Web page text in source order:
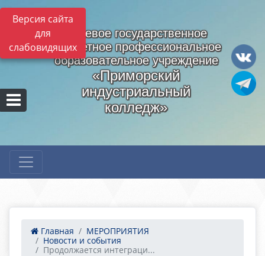
Версия сайта
для
слабовидящих
Краевое государственное
бюджетное профессиональное
образовательное учреждение
«Приморский
индустриальный
колледж»
Главная
МЕРОПРИЯТИЯ
Новости и события
Продолжается интеграци...